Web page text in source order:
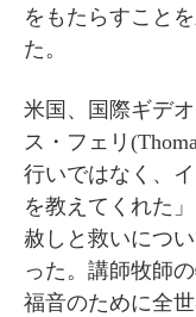
をもたらすこと
た。
米国、国際ギデ
ス・フェリ
行いではなく、
を教えてくれた
赦しと救いにつ
った。講師牧師
福音のために全